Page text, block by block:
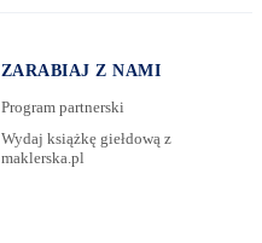
ZARABIAJ Z NAMI
Program partnerski
Wydaj książkę giełdową z
maklerska.pl